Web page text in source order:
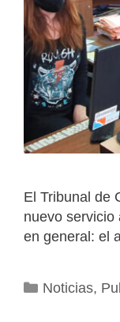
El Tribunal de
nuevo servicio
en general: el
Categorías
Noticias,